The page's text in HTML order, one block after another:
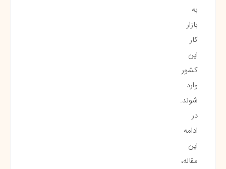
به
بازار
کار
این
کشور
وارد
شوند.
در
ادامه
این
مقاله،